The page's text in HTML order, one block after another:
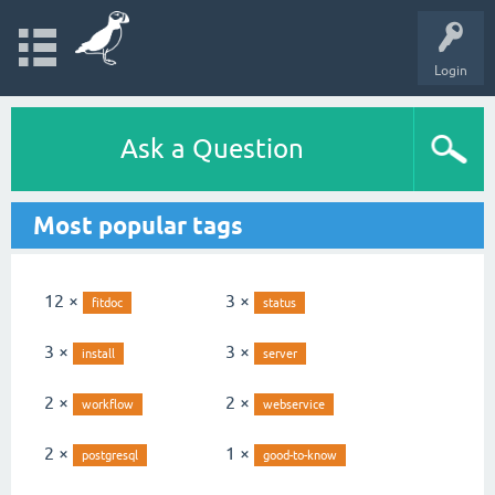
Login
Ask a Question
Most popular tags
12 × fitdoc 3 × status
3 × install 3 × server
2 × workflow 2 × webservice
2 × postgresql 1 × good-to-know